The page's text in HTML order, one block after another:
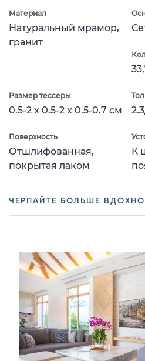
Материал
Натуральный мрамор,
гранит
Размер тессеры
0.5-2 x 0.5-2 x 0.5-0.7 см
Поверхность
Отшлифованная,
покрытая лаком
К
ЧЕРПАЙТЕ БОЛЬШЕ